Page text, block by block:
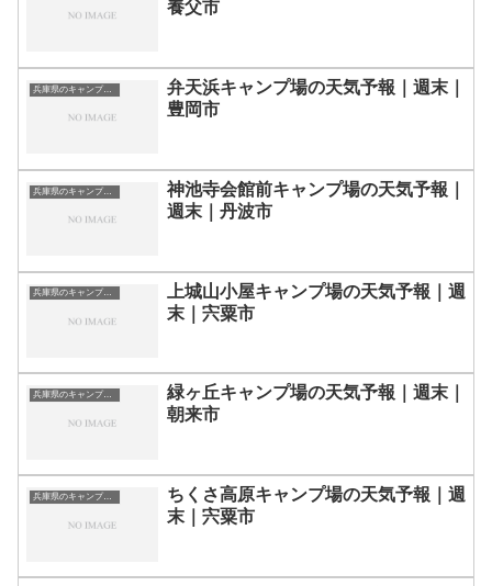
養父市
兵庫県のキャンプ場一覧
弁天浜キャンプ場の天気予報｜週末｜
豊岡市
兵庫県のキャンプ場一覧
神池寺会館前キャンプ場の天気予報｜
週末｜丹波市
兵庫県のキャンプ場一覧
上城山小屋キャンプ場の天気予報｜週
末｜宍粟市
兵庫県のキャンプ場一覧
緑ヶ丘キャンプ場の天気予報｜週末｜
朝来市
兵庫県のキャンプ場一覧
ちくさ高原キャンプ場の天気予報｜週
末｜宍粟市